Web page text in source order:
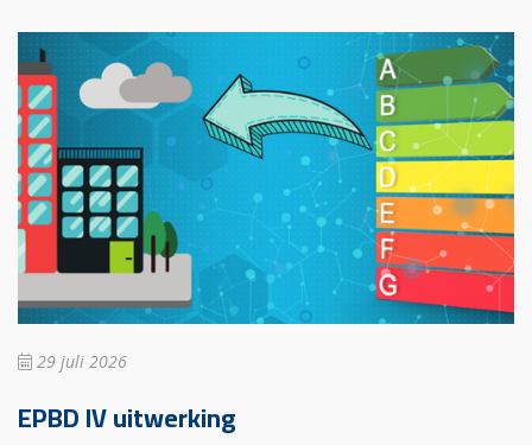
29 juli 2026
EPBD IV uitwerking